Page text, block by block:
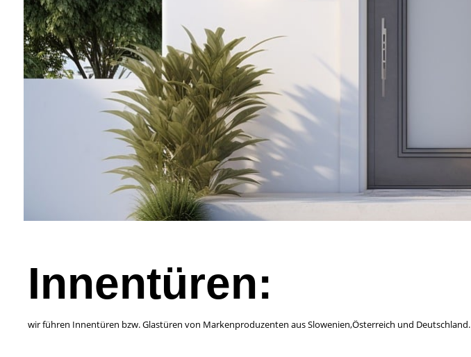
Innentüren:
wir führen Innentüren bzw. Glastüren von Markenproduzenten aus Slowenien,Österreich und Deutschland.